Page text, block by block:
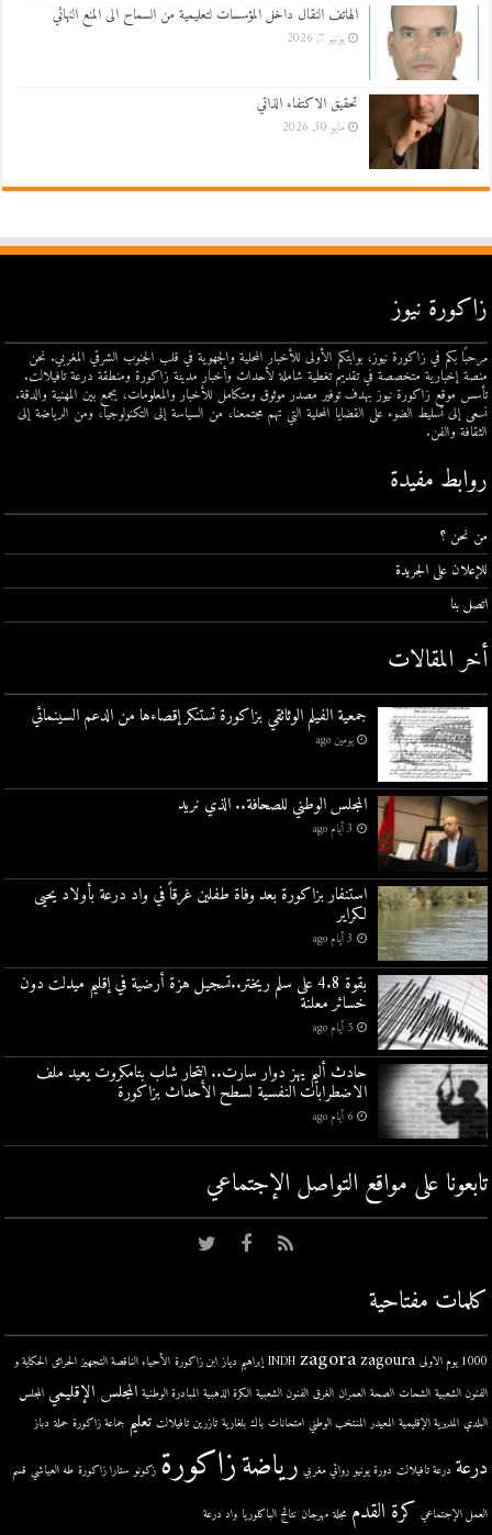
الهاتف النقال داخل المؤسسات لتعليمية من السماح الى المنع النهائي
يونيو 7, 2026
تحقيق الاكتفاء الذاتي
مايو 30, 2026
زاكورة نيوز
مرحبًا بكم في زاكورة نيوز، بوابتكم الأولى للأخبار المحلية والجهوية في قلب الجنوب الشرقي المغربي. نحن
منصة إخبارية متخصصة في تقديم تغطية شاملة لأحداث وأخبار مدينة زاكورة ومنطقة درعة تافيلالت.
تأسس موقع زاكورة نيوز بهدف توفير مصدر موثوق ومتكامل للأخبار والمعلومات، يجمع بين المهنية والدقة.
نسعى إلى تسليط الضوء على القضايا المحلية التي تهم مجتمعنا، من السياسة إلى التكنولوجيا، ومن الرياضة إلى
الثقافة والفن.
روابط مفيدة
من نحن ؟
للإعلان على الجريدة
اتصل بنا
أخر المقالات
جمعية الفيلم الوثائقي بزاكورة تستنكر إقصاءها من الدعم السينمائي
يومين ago
المجلس الوطني للصحافة.. الذي نريد
3 أيام ago
استنفار بزاكورة بعد وفاة طفلين غرقاً في واد درعة بأولاد يحيى
لكراير
3 أيام ago
بقوة 4.8 على سلم ريختر..تسجيل هزة أرضية في إقليم ميدلت دون
خسائر معلنة
5 أيام ago
حادث أليم يهز دوار سارت.. انتحار شاب بتامكروت يعيد ملف
الاضطرابات النفسية لسطح الأحداث بزاكورة
6 أيام ago
تابعونا على مواقع التواصل اﻹجتماعي
كلمات مفتاحية
1000 يوم الاولى INDH zagora zagoura إبراهيم دياز ابن زاكورة الأحياء الناقصة التجهيز الحرائق الحكاية و
الفنون الشعبية الشحات الصحة العمران الغرق الفنون الشعبية الكرة الذهبية المبادرة الوطنية المجلس الإقليمي المجلس
البلدي المديرية الإقليمية المعيدر المنتخب الوطني امتحانات باك بلغارية تازرين تافيلالت تعليم جماعة زاكورة حملة دباز
درعة درعة تافيلالت دورة يونيو روائي مغربي رياضةزاكورة زكونو ستارا زاكورة طه العياشي قسم
العمل الإجتماعي كرة القدم مجلة مهرجان نتائج الباكلوريا واد درعة